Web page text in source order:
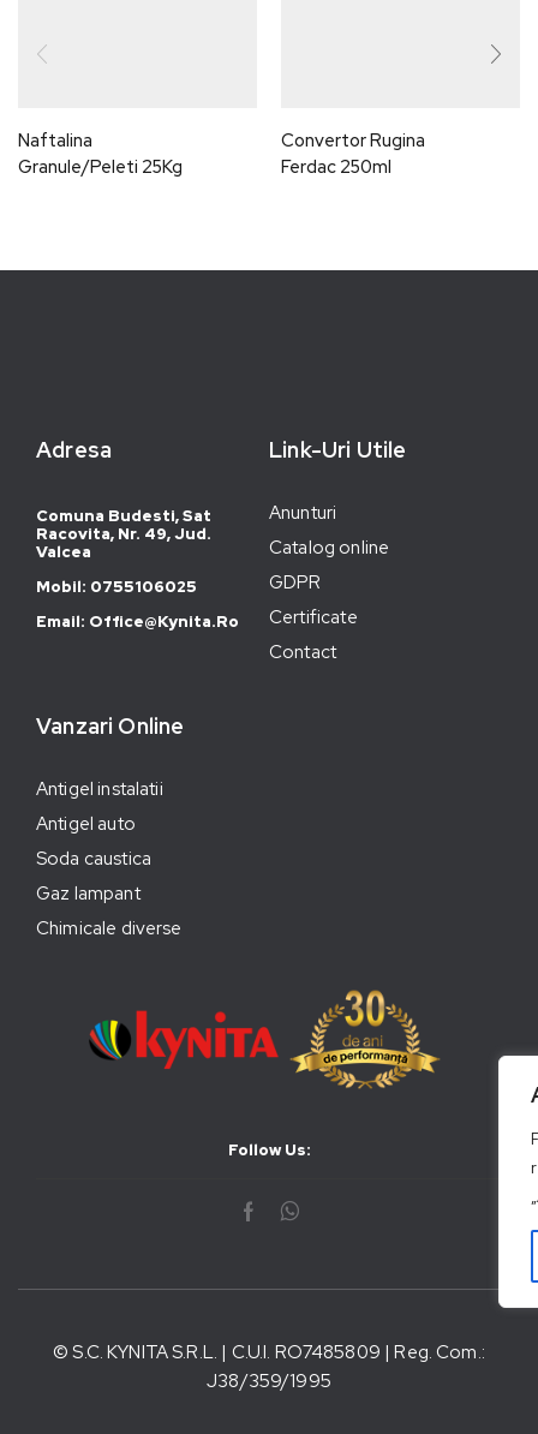
Naftalina
Granule/peleti 25Kg
Convertor Rugina
Ferdac 250ml
Adresa
Comuna Budesti, Sat
Racovita, Nr. 49, Jud.
Valcea
Mobil: 0755106025
Email: Office@kynita.ro
Link-Uri Utile
Anunturi
Catalog online
GDPR
Certificate
Contact
Vanzari Online
Antigel instalatii
Antigel auto
Soda caustica
Gaz lampant
Chimicale diverse
Follow Us:
© S.C. KYNITA S.R.L. | C.U.I. RO7485809 | Reg. Com.:
J38/359/1995